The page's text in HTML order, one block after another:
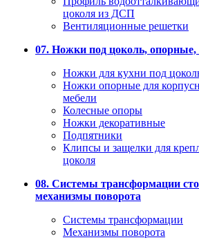
цоколя из ДСП
Вентиляционные решетки
07. Ножки под цоколь, опорные,
Ножки для кухни под
Ножки опорные для
мебели
Колесные опоры
Ножки декоративные
Подпятники
Клипсы и защелки для
цоколя
08. Системы трансформации
механизмы поворота
Системы трансформации
Механизмы поворота